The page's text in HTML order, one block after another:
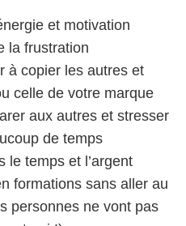
et motivation
la frustration
à copier les autres et
celle de votre marque
aux autres et stresser
de temps
le temps et l’argent
formations sans aller au
personnes ne vont pas